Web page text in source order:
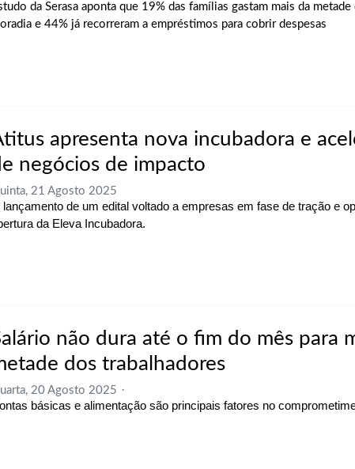
da Serasa aponta que 19% das famílias gastam mais da metade
e 44% já recorreram a empréstimos para cobrir despesas
apresenta nova incubadora e
negócios de impacto
21 Agosto 2025
lançamento de um edital voltado a empresas em fase de tração e
da Eleva Incubadora.
não dura até o fim do mês para
dos trabalhadores
20 Agosto 2025
básicas e alimentação são principais fatores no